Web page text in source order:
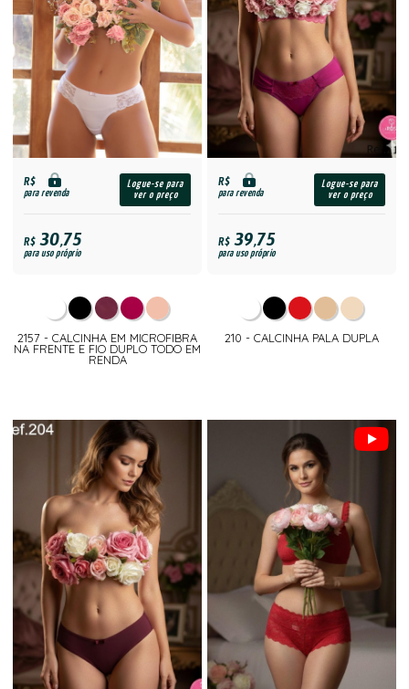
R$
para revenda
Logue-se para
ver o preço
R$30,75
para uso próprio
2157 - CALCINHA EM MICROFIBRA
NA FRENTE E FIO DUPLO TODO EM
RENDA
R$
para revenda
Logue-se para
ver o preço
R$39,75
para uso próprio
210 - CALCINHA PALA DUPLA